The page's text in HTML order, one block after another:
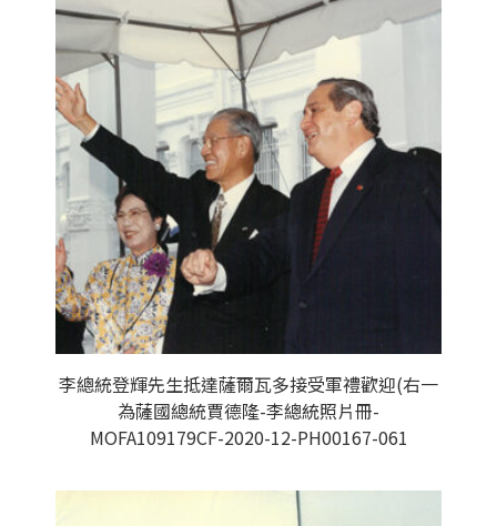
李總統登輝先生抵達薩爾瓦多接受軍禮歡迎(右一
為薩國總統賈德隆-李總統照片冊-
MOFA109179CF-2020-12-PH00167-061